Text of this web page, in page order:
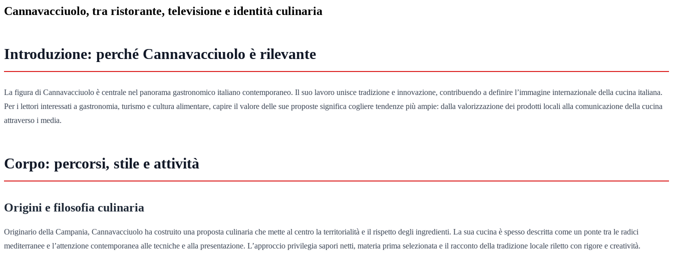
Cannavacciuolo, tra ristorante, televisione e identità culinaria
Introduzione: perché Cannavacciuolo è rilevante
La figura di Cannavacciuolo è centrale nel panorama gastronomico italiano contemporaneo. Il suo lavoro unisce tradizione e innovazione, contribuendo a definire l’immagine internazionale della cucina italiana.
Per i lettori interessati a gastronomia, turismo e cultura alimentare, capire il valore delle sue proposte significa cogliere tendenze più ampie: dalla valorizzazione dei prodotti locali alla comunicazione della cucina
attraverso i media.
Corpo: percorsi, stile e attività
Origini e filosofia culinaria
Originario della Campania, Cannavacciuolo ha costruito una proposta culinaria che mette al centro la territorialità e il rispetto degli ingredienti. La sua cucina è spesso descritta come un ponte tra le radici
mediterranee e l’attenzione contemporanea alle tecniche e alla presentazione. L’approccio privilegia sapori netti, materia prima selezionata e il racconto della tradizione locale riletto con rigore e creatività.